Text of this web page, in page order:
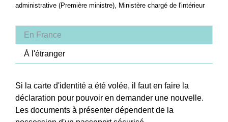
administrative (Première ministre), Ministère chargé de l'intérieur
En France
À l'étranger
Si la carte d'identité a été volée, il faut en faire la
déclaration pour pouvoir en demander une nouvelle.
Les documents à présenter dépendent de la